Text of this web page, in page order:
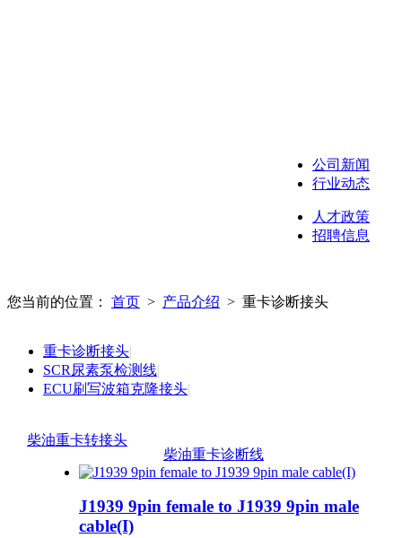
公司新闻
行业动态
人才政策
招聘信息
您当前的位置： 首页 > 产品介绍 > 重卡诊断接头
重卡诊断接头|
SCR尿素泵检测线|
ECU刷写波箱克隆接头|
柴油重卡转接头
柴油重卡诊断线
J1939 9pin female to J1939 9pin male
cable(I)